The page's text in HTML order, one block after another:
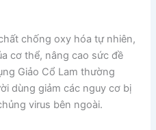
chống oxy hóa tự nhiên,
cơ thể, nâng cao sức đề
Giảo Cổ Lam thường
dùng giảm các nguy cơ bị
virus bên ngoài.